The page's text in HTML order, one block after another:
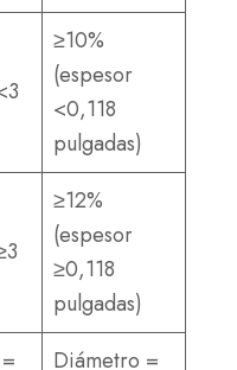
≥10%
(espesor
<0,118
pulgadas)
≥12%
(espesor
≥0,118
pulgadas)
Diámetro =